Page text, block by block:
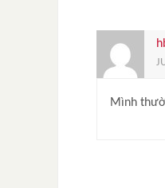
Mình